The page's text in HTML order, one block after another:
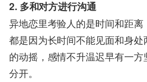
2. 多和对方进行沟通
异地恋里考验人的是时间和距离
都是因为长时间不能见面和身
的动摇，感情不升温迟早有一方
分开。